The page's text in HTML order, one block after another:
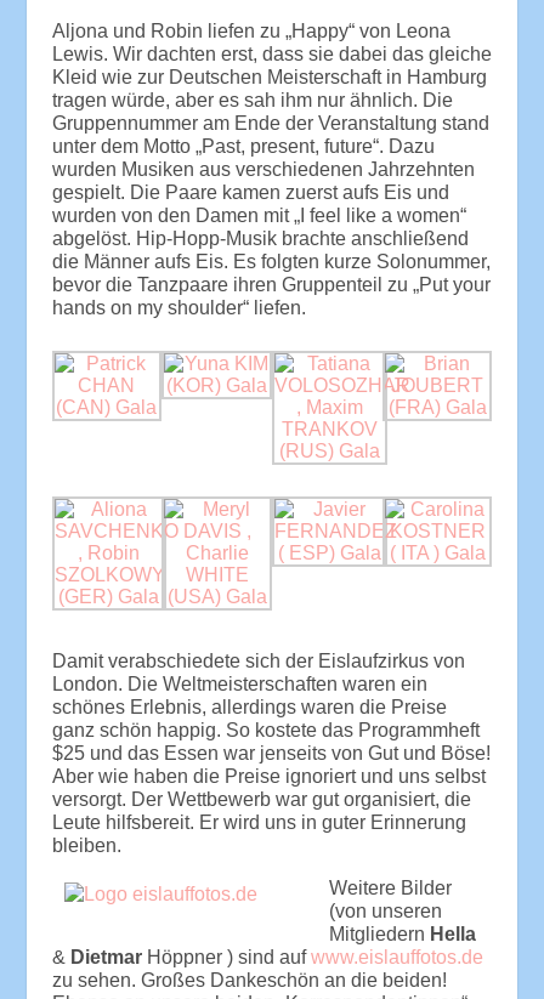
Aljona und Robin liefen zu „Happy“ von Leona
Lewis. Wir dachten erst, dass sie dabei das gleiche
Kleid wie zur Deutschen Meisterschaft in Hamburg
tragen würde, aber es sah ihm nur ähnlich. Die
Gruppennummer am Ende der Veranstaltung stand
unter dem Motto „Past, present, future“. Dazu
wurden Musiken aus verschiedenen Jahrzehnten
gespielt. Die Paare kamen zuerst aufs Eis und
wurden von den Damen mit „I feel like a women“
abgelöst. Hip-Hopp-Musik brachte anschließend
die Männer aufs Eis. Es folgten kurze Solonummer,
bevor die Tanzpaare ihren Gruppenteil zu „Put your
hands on my shoulder“ liefen.
Damit verabschiedete sich der Eislaufzirkus von
London. Die Weltmeisterschaften waren ein
schönes Erlebnis, allerdings waren die Preise
ganz schön happig. So kostete das Programmheft
$25 und das Essen war jenseits von Gut und Böse!
Aber wie haben die Preise ignoriert und uns selbst
versorgt. Der Wettbewerb war gut organisiert, die
Leute hilfsbereit. Er wird uns in guter Erinnerung
bleiben.
Weitere Bilder
(von unseren
Mitgliedern Hella
& DietmarHöppner ) sind aufwww.eislauffotos.de
zu sehen. Großes Dankeschön an die beiden!